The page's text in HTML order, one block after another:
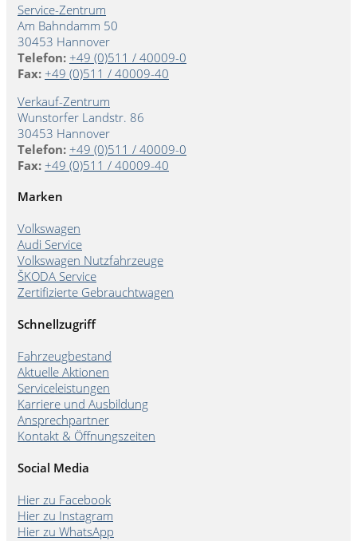
Service-Zentrum
Am Bahndamm 50
30453 Hannover
Telefon: +49 (0)511 / 40009-0
Fax: +49 (0)511 / 40009-40
Verkauf-Zentrum
Wunstorfer Landstr. 86
30453 Hannover
Telefon: +49 (0)511 / 40009-0
Fax: +49 (0)511 / 40009-40
Marken
Volkswagen
Audi Service
Volkswagen Nutzfahrzeuge
ŠKODA Service
Zertifizierte Gebrauchtwagen
Schnellzugriff
Fahrzeugbestand
Aktuelle Aktionen
Serviceleistungen
Karriere und Ausbildung
Ansprechpartner
Kontakt & Öffnungszeiten
Social Media
Hier zu Facebook
Hier zu Instagram
Hier zu WhatsApp